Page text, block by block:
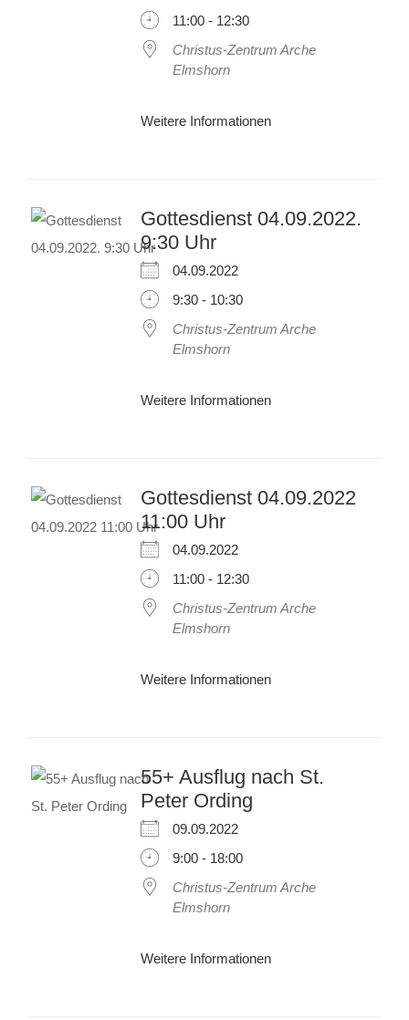
11:00 - 12:30
Christus-Zentrum Arche
Elmshorn
Weitere Informationen
Gottesdienst 04.09.2022.
9:30 Uhr
04.09.2022
9:30 - 10:30
Christus-Zentrum Arche
Elmshorn
Weitere Informationen
Gottesdienst 04.09.2022
11:00 Uhr
04.09.2022
11:00 - 12:30
Christus-Zentrum Arche
Elmshorn
Weitere Informationen
55+ Ausflug nach St.
Peter Ording
09.09.2022
9:00 - 18:00
Christus-Zentrum Arche
Elmshorn
Weitere Informationen